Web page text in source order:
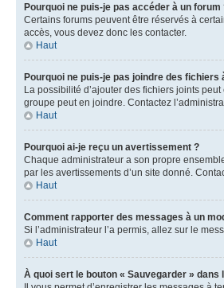
Pourquoi ne puis-je pas accéder à un forum
Certains forums peuvent être réservés à
accès, vous devez donc les contacter.
Haut
Pourquoi ne puis-je pas joindre des fichiers
La possibilité d’ajouter des fichiers joints
groupe peut en joindre. Contactez
Haut
Pourquoi ai-je reçu un avertissement ?
Chaque administrateur a son propre
par les avertissements d’un site donné.
Haut
Comment rapporter des messages à un
Si l’administrateur l’a permis, allez sur le
Haut
À quoi sert le bouton « Sauvegarder »